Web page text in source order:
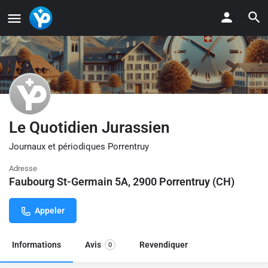
Le Quotidien Jurassien
Journaux et périodiques Porrentruy
Adresse
Faubourg St-Germain 5A, 2900 Porrentruy (CH)
Appeler
Informations Avis 0 Revendiquer